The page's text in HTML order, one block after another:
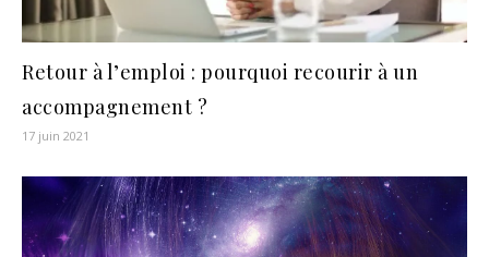
Retour à l’emploi : pourquoi recourir à un
accompagnement ?
17 juin 2021